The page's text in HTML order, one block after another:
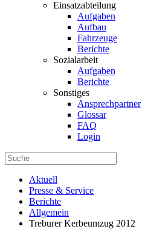
Einsatzabteilung
Aufgaben
Aufbau
Fahrzeuge
Berichte
Sozialarbeit
Aufgaben
Berichte
Sonstiges
Ansprechpartner
Glossar
FAQ
Login
Aktuell
Presse & Service
Berichte
Allgemein
Treburer Kerbeumzug 2012